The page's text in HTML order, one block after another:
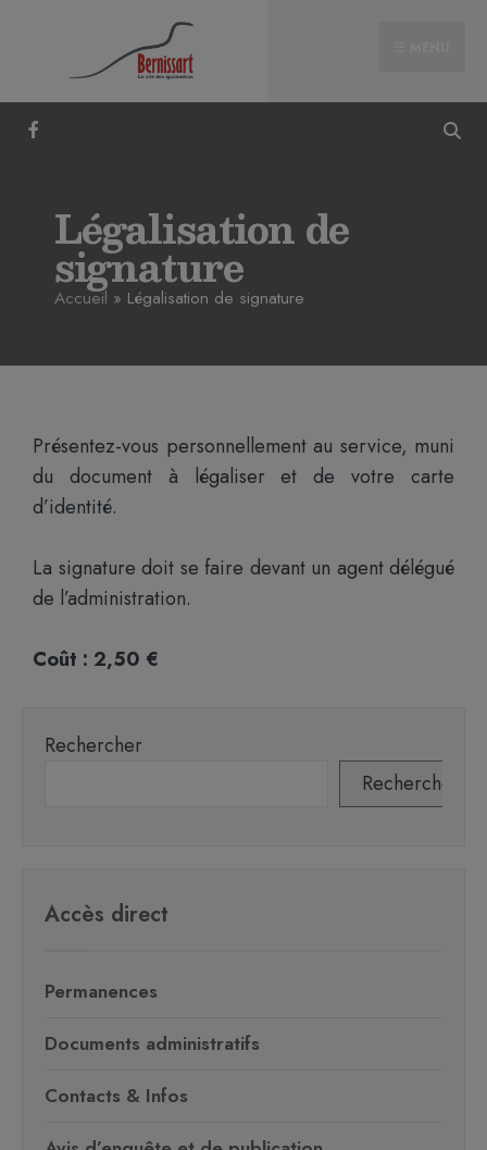
Légalisation de
signature
Accueil » Légalisation de signature
Présentez-vous personnellement au service, muni
du document à légaliser et de votre carte
d’identité.
La signature doit se faire devant un agent délégué
de l’administration.
Coût : 2,50 €
Rechercher
Rechercher
Accès direct
Permanences
Documents administratifs
Contacts & Infos